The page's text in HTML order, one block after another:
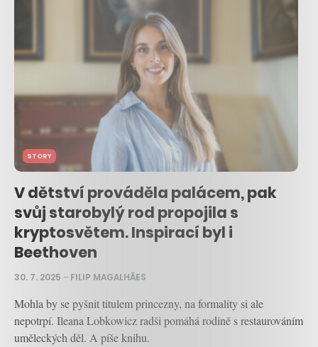
STORY
V dětství prováděla palácem, pak
svůj starobylý rod propojila s
kryptosvětem. Inspirací byl i
Beethoven
30. 7. 2025 – FILIP MAGALHÃES
Mohla by se pyšnit titulem princezny, na formality si ale
nepotrpí. Ileana Lobkowicz radši pomáhá rodině s restaurováním
uměleckých děl. A píše knihu.